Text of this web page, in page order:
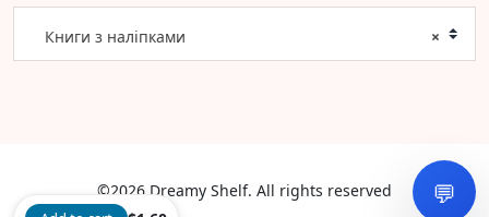
×
Книги з наліпками
©2026 Dreamy Shelf. All rights reserved 💬